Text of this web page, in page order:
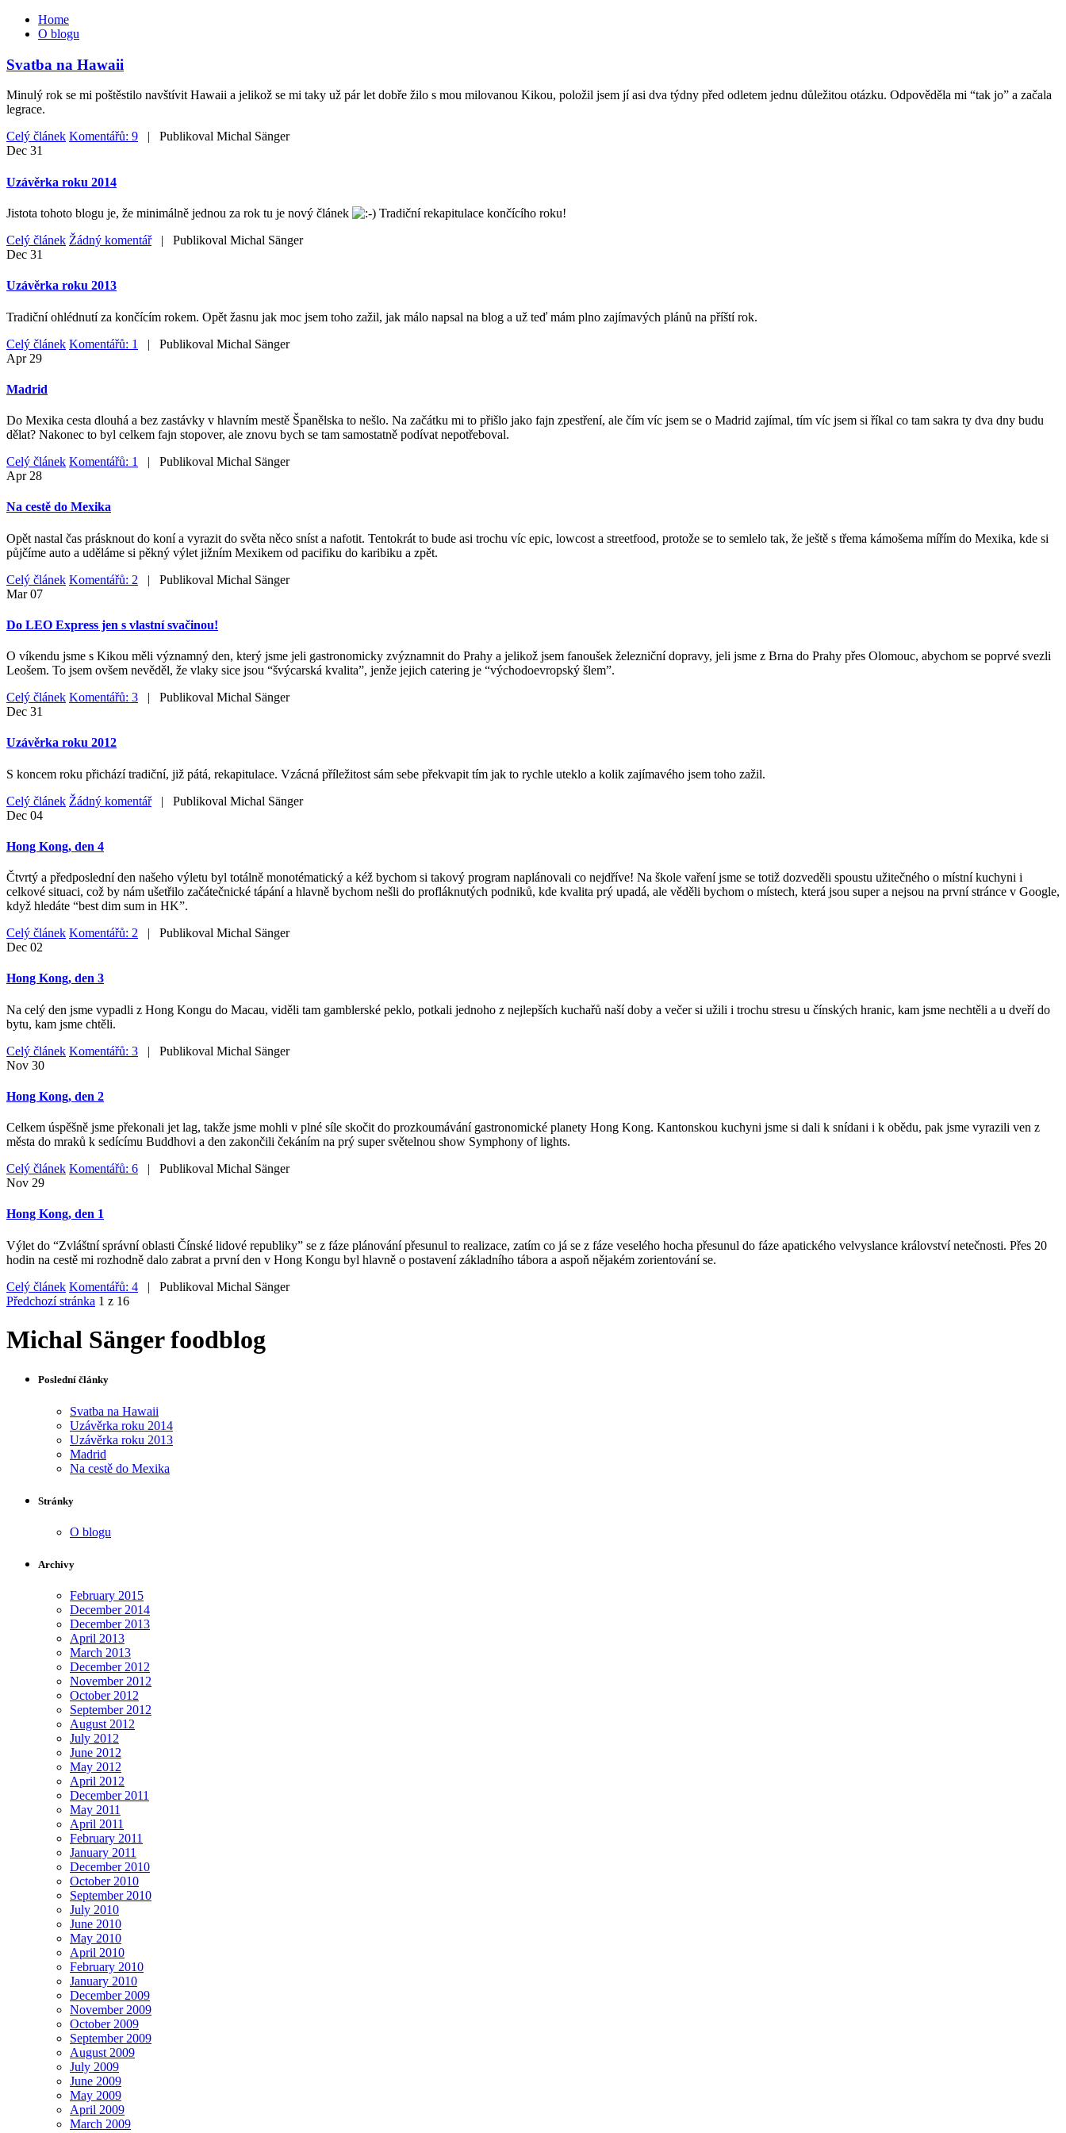
Home
O blogu
Svatba na Hawaii
Minulý rok se mi poštěstilo navštívit Hawaii a jelikož se mi taky už pár let dobře žilo s mou milovanou Kikou, položil jsem jí asi dva týdny před odletem jednu důležitou otázku. Odpověděla mi “tak jo” a začala
legrace.
Celý článek Komentářů: 9 | Publikoval Michal Sänger
Dec 31
Uzávěrka roku 2014
Jistota tohoto blogu je, že minimálně jednou za rok tu je nový článek
Tradiční rekapitulace končícího roku!
Celý článek Žádný komentář| Publikoval Michal Sänger
Dec 31
Uzávěrka roku 2013
Tradiční ohlédnutí za končícím rokem. Opět žasnu jak moc jsem toho zažil, jak málo napsal na blog a už teď mám plno zajímavých plánů na příští rok.
Celý článek Komentářů: 1 | Publikoval Michal Sänger
Apr 29
Madrid
Do Mexika cesta dlouhá a bez zastávky v hlavním mestě Španělska to nešlo. Na začátku mi to přišlo jako fajn zpestření, ale čím víc jsem se o Madrid zajímal, tím víc jsem si říkal co tam sakra ty dva dny budu
dělat? Nakonec to byl celkem fajn stopover, ale znovu bych se tam samostatně podívat nepotřeboval.
Celý článek Komentářů: 1 | Publikoval Michal Sänger
Apr 28
Na cestě do Mexika
Opět nastal čas prásknout do koní a vyrazit do světa něco sníst a nafotit. Tentokrát to bude asi trochu víc epic, lowcost a streetfood, protože se to semlelo tak, že ještě s třema kámošema mířím do Mexika, kde si
půjčíme auto a uděláme si pěkný výlet jižním Mexikem od pacifiku do karibiku a zpět.
Celý článek Komentářů: 2 | Publikoval Michal Sänger
Mar07
Do LEO Express jen s vlastní svačinou!
O víkendu jsme s Kikou měli významný den, který jsme jeli gastronomicky zvýznamnit do Prahy a jelikož jsem fanoušek železniční dopravy, jeli jsme z Brna do Prahy přes Olomouc, abychom se poprvé svezli
Leošem. To jsem ovšem nevěděl, že vlaky sice jsou “švýcarská kvalita”, jenže jejich catering je “východoevropský šlem”.
Celý článek Komentářů: 3 | Publikoval Michal Sänger
Dec 31
Uzávěrka roku 2012
S koncem roku přichází tradiční, již pátá, rekapitulace. Vzácná příležitost sám sebe překvapit tím jak to rychle uteklo a kolik zajímavého jsem toho zažil.
Celý článek Žádný komentář| Publikoval Michal Sänger
Dec 04
Hong Kong, den 4
Čtvrtý a předposlední den našeho výletu byl totálně monotématický a kéž bychom si takový program naplánovali co nejdříve! Na škole vaření jsme se totiž dozveděli spoustu užitečného o místní kuchyni i
celkové situaci, což by nám ušetřilo začátečnické tápání a hlavně bychom nešli do profláknutých podniků, kde kvalita prý upadá, ale věděli bychom o místech, která jsou super a nejsou na první stránce v Google,
když hledáte “best dim sum in HK”.
Celý článek Komentářů: 2 | Publikoval Michal Sänger
Dec 02
Hong Kong, den 3
Na celý den jsme vypadli z Hong Kongu do Macau, viděli tam gamblerské peklo, potkali jednoho z nejlepších kuchařů naší doby a večer si užili i trochu stresu u čínských hranic, kam jsme nechtěli a u dveří do
bytu, kam jsme chtěli.
Celý článek Komentářů: 3 | Publikoval Michal Sänger
Nov 30
Hong Kong, den 2
Celkem úspěšně jsme překonali jet lag, takže jsme mohli v plné síle skočit do prozkoumávání gastronomické planety Hong Kong. Kantonskou kuchyni jsme si dali k snídani i k obědu, pak jsme vyrazili ven z
města do mraků k sedícímu Buddhovi a den zakončili čekáním na prý super světelnou show Symphony of lights.
Celý článek Komentářů: 6 | Publikoval Michal Sänger
Nov 29
Hong Kong, den 1
Výlet do “Zvláštní správní oblasti Čínské lidové republiky” se z fáze plánování přesunul to realizace, zatím co já se z fáze veselého hocha přesunul do fáze apatického velvyslance království netečnosti. Přes 20
hodin na cestě mi rozhodně dalo zabrat a první den v Hong Kongu byl hlavně o postavení základního tábora a aspoň nějakém zorientování se.
Celý článek Komentářů: 4 | Publikoval Michal Sänger
Předchozí stránka 1 z 16
Michal Sänger foodblog
Poslední články
Svatba na Hawaii
Uzávěrka roku 2014
Uzávěrka roku 2013
Madrid
Na cestě do Mexika
Stránky
O blogu
Archivy
February 2015
December 2014
December 2013
April 2013
March 2013
December 2012
November 2012
October 2012
September 2012
August 2012
July 2012
June 2012
May 2012
April 2012
December 2011
May 2011
April 2011
February 2011
January 2011
December 2010
October 2010
September 2010
July 2010
June 2010
May 2010
April 2010
February 2010
January 2010
December 2009
November 2009
October 2009
September 2009
August 2009
July 2009
June 2009
May 2009
April 2009
March 2009